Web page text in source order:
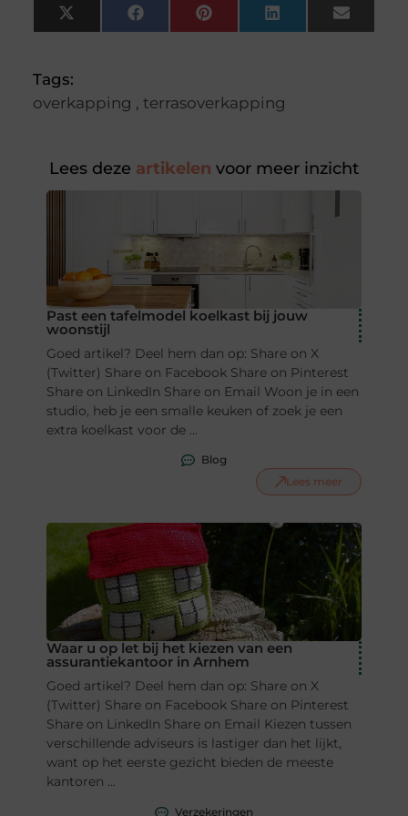
X
(Twitter)
FacebookPinterest LinkedIn Email
Tags:
overkapping , terrasoverkapping
Lees deze artikelen voor meer inzicht
Past een tafelmodel koelkast bij jouw
woonstijl
Goed artikel? Deel hem dan op: Share on X
(Twitter) Share on Facebook Share on Pinterest
Share on LinkedIn Share on Email Woon je in een
studio, heb je een smalle keuken of zoek je een
extra koelkast voor de ...
Blog
Lees meer
Waar u op let bij het kiezen van een
assurantiekantoor in Arnhem
Goed artikel? Deel hem dan op: Share on X
(Twitter) Share on Facebook Share on Pinterest
Share on LinkedIn Share on Email Kiezen tussen
verschillende adviseurs is lastiger dan het lijkt,
want op het eerste gezicht bieden de meeste
kantoren ...
Verzekeringen